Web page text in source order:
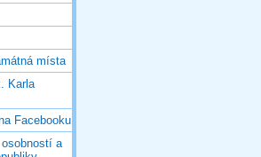
místa
Karla
Facebooku
a